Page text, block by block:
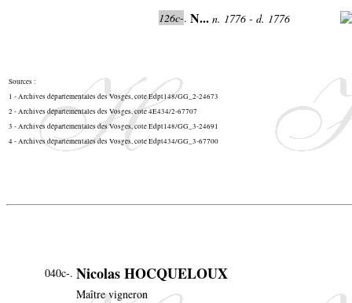
126c-. N... n. 1776 - d. 1776
Sources :
1 - Archives départementales des Vosges, cote Edpt148/GG_2-24673
2 - Archives départementales des Vosges, cote 4E434/2-67707
3 - Archives départementales des Vosges, cote Edpt148/GG_3-24691
4 - Archives départementales des Vosges, cote Edpt434/GG_3-67700
040c-. Nicolas HOCQUELOUX
Maître vigneron